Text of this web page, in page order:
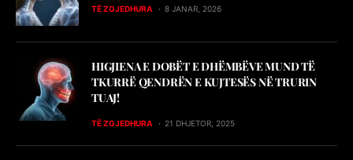
TË ZGJEDHURA 8 JANAR, 2026
HIGJIENA E DOBËT E DHËMBËVE MUND TË
TKURRË QENDRËN E KUJTESËS NË TRURIN
TUAJ!
TË ZGJEDHURA 21 DHJETOR, 2025